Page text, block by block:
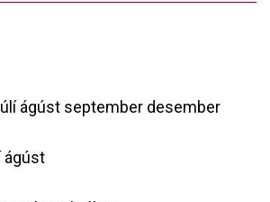
ágúst september desember
ágúst